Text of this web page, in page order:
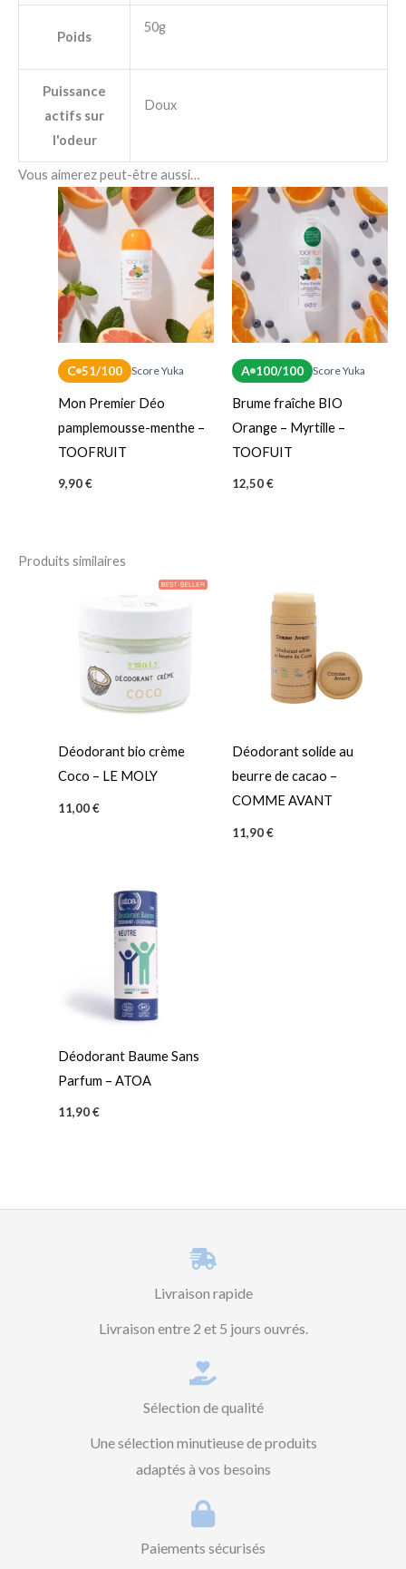
Poids
50g
Puissance
actifs sur
l'odeur
Doux
Vous aimerez peut-être aussi…
C 51/100 Score Yuka
Mon Premier Déo
pamplemousse-menthe –
TOOFRUIT
9,90€
A 100/100 Score Yuka
Brume fraîche BIO
Orange – Myrtille –
TOOFUIT
12,50€
Produits similaires
Déodorant bio crème
Coco – LE MOLY
11,00€
Déodorant solide au
beurre de cacao –
COMME AVANT
11,90€
Déodorant Baume Sans
Parfum – ATOA
11,90€
Livraison rapide
Livraison entre 2 et 5 jours ouvrés.
Sélection de qualité
Une sélection minutieuse de produits
adaptés à vos besoins
Paiements sécurisés